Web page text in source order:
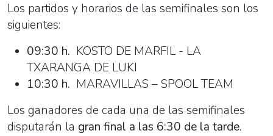
Los partidos y horarios de las semifinales son los
siguientes:
09:30 h. KOSTO DE MARFIL - LA
TXARANGA DE LUKI
10:30 h. MARAVILLAS – SPOOL TEAM
Los ganadores de cada una de las semifinales
disputarán la gran final a las 6:30 de la tarde.